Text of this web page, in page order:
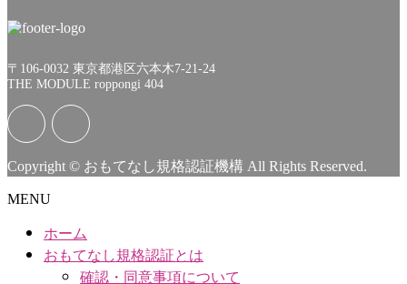
〒106-0032 東京都港区六本木7-21-24
THE MODULE roppongi 404
Copyright © おもてなし規格認証機構 All Rights Reserved.
MENU
ホーム
おもてなし規格認証とは
確認・同意事項について